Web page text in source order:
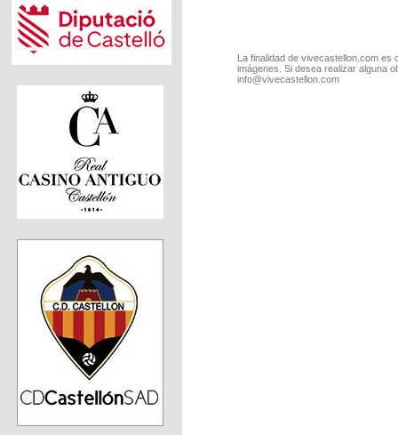
La finalidad de vivecastellon.com
imágenes. Si desea realizar alguna
info@vivecastellon.com